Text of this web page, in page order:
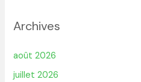
Archives
août 2026
juillet 2026